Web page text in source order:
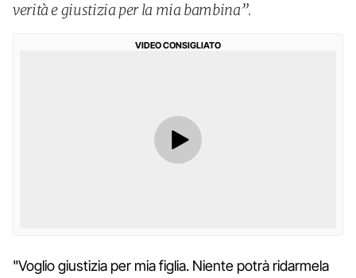
verità e giustizia per la mia bambina”.
VIDEO CONSIGLIATO
"Voglio giustizia per mia figlia. Niente potrà ridarmela